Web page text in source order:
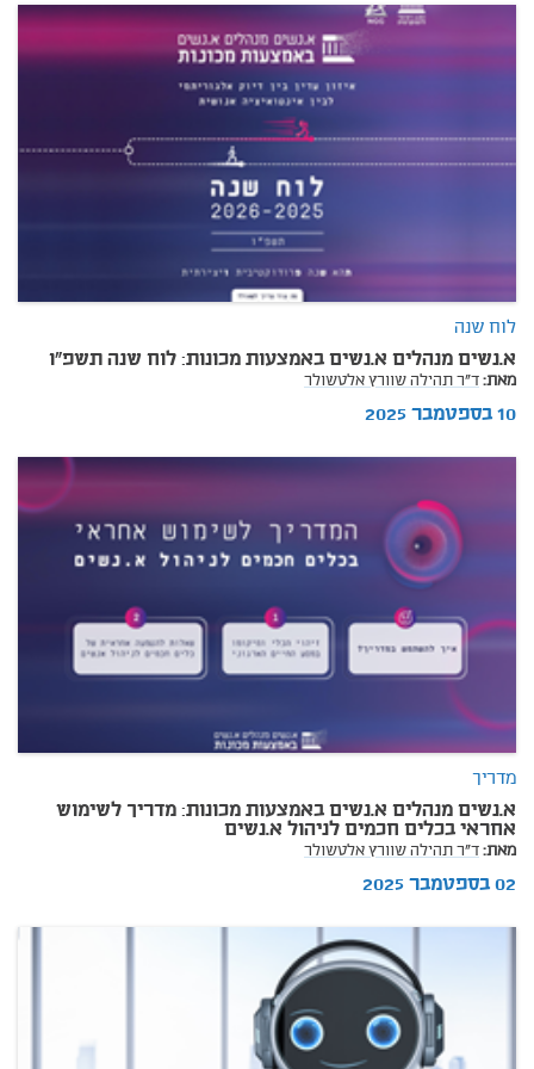
לוח שנה
א.נשים מנהלים א.נשים באמצעות מכונות: לוח שנה תשפ"ו
מאת:ד"ר תהילה שוורץ אלטשולר
10 בספטמבר 2025
מדריך
א.נשים מנהלים א.נשים באמצעות מכונות: מדריך לשימוש
אחראי בכלים חכמים לניהול א.נשים
מאת:ד"ר תהילה שוורץ אלטשולר
02 בספטמבר 2025